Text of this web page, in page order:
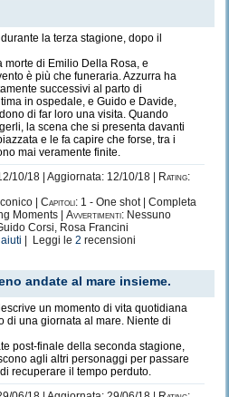
la terza stagione, dopo il
di Emilio Della Rosa, e
è più che funeraria. Azzurra ha
successivi al parto di
in ospedale, e Guido e Davide,
di far loro una visita. Quando
la scena che si presenta davanti
e le fa capire che forse, tra i
mai veramente finite.
10/18 | Aggiornata: 12/10/18 |
Rating:
| Capitoli: 1 - One shot | Completa
Moments | Avvertimenti: Nessuno
Corsi, Rosa Francini
| Leggi le 2 recensioni
andate al mare insieme.
un momento di vita quotidiana
di una giornata al mare. Niente di
post-finale della seconda stagione,
agli altri personaggi per passare
recuperare il tempo perduto.